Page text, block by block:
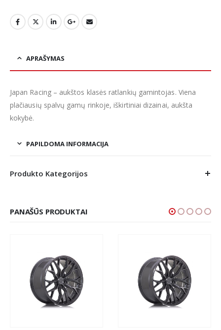
APRAŠYMAS
Japan Racing – aukštos klasės ratlankių gamintojas. Viena
plačiausių spalvų gamų rinkoje, iškirtiniai dizainai, aukšta
kokybė.
PAPILDOMA INFORMACIJA
Produkto Kategorijos
PANAŠŪS PRODUKTAI